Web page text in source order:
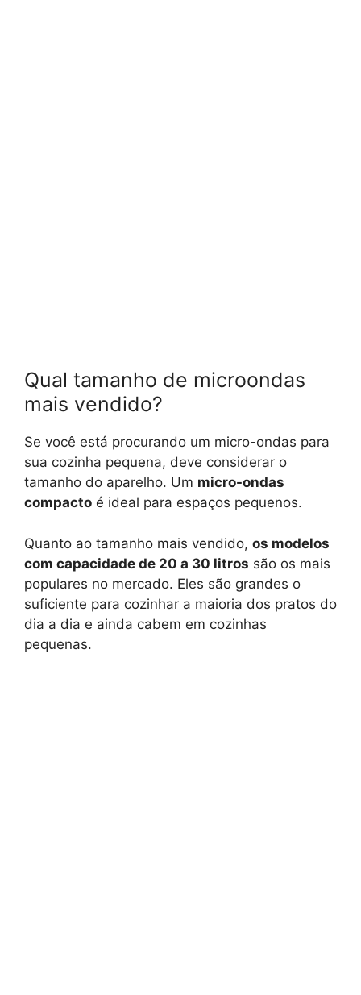
Qual tamanho de microondas
mais vendido?
Se você está procurando um micro-ondas para
sua cozinha pequena, deve considerar o
tamanho do aparelho. Um micro-ondas
compacto é ideal para espaços pequenos.
Quanto ao tamanho mais vendido, os modelos
com capacidade de 20 a 30 litros são os mais
populares no mercado. Eles são grandes o
suficiente para cozinhar a maioria dos pratos do
dia a dia e ainda cabem em cozinhas
pequenas.